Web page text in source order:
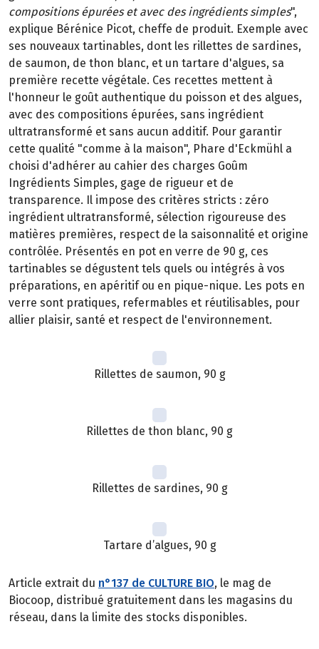
compositions épurées et avec des ingrédients simples",
explique Bérénice Picot, cheffe de produit. Exemple avec
ses nouveaux tartinables, dont les rillettes de sardines,
de saumon, de thon blanc, et un tartare d'algues, sa
première recette végétale. Ces recettes mettent à
l'honneur le goût authentique du poisson et des algues,
avec des compositions épurées, sans ingrédient
ultratransformé et sans aucun additif. Pour garantir
cette qualité "comme à la maison", Phare d'Eckmühl a
choisi d'adhérer au cahier des charges Goûm
Ingrédients Simples, gage de rigueur et de
transparence. Il impose des critères stricts : zéro
ingrédient ultratransformé, sélection rigoureuse des
matières premières, respect de la saisonnalité et origine
contrôlée. Présentés en pot en verre de 90 g, ces
tartinables se dégustent tels quels ou intégrés à vos
préparations, en apéritif ou en pique-nique. Les pots en
verre sont pratiques, refermables et réutilisables, pour
allier plaisir, santé et respect de l'environnement.
Rillettes de saumon, 90 g
Rillettes de thon blanc, 90 g
Rillettes de sardines, 90 g
Tartare d’algues, 90 g
Article extrait du n°137 de CULTURE BIO, le mag de
Biocoop, distribué gratuitement dans les magasins du
réseau, dans la limite des stocks disponibles.